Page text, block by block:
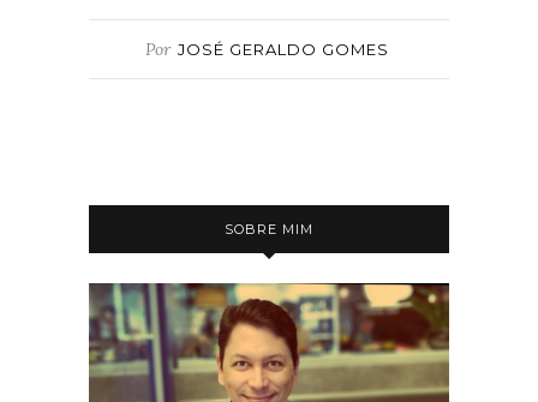
Por JOSÉ GERALDO GOMES
SOBRE MIM